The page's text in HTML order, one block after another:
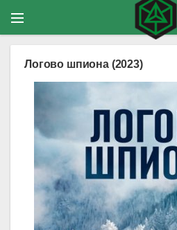
Логово шпиона (2023)